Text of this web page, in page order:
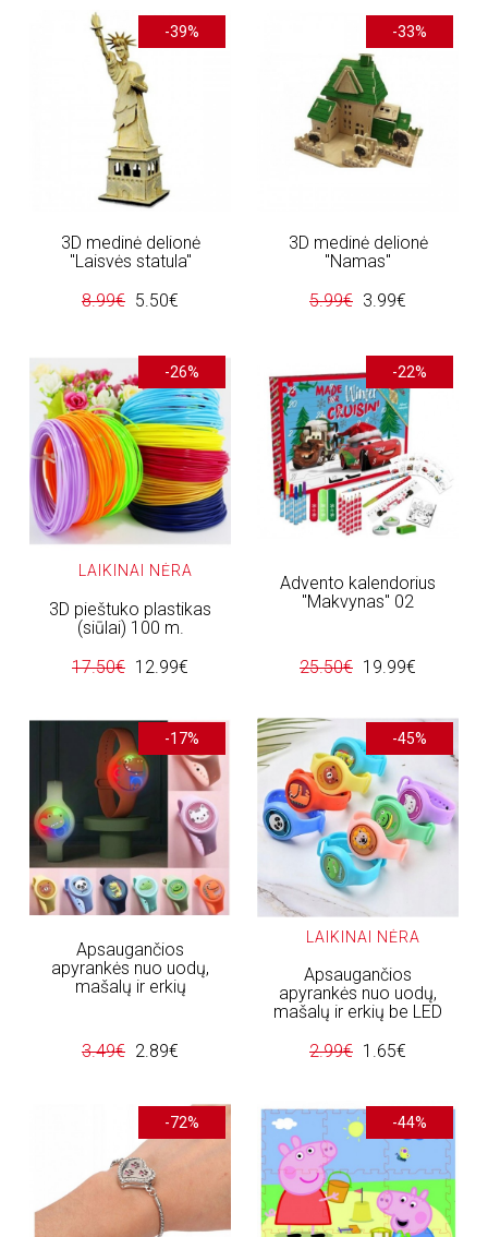
-39%
3D medinė delionė
"Laisvės statula"
8.99€ 5.50€
-33%
3D medinė delionė
"Namas"
5.99€ 3.99€
-26%
LAIKINAI NĖRA
3D pieštuko plastikas
(siūlai) 100 m.
17.50€ 12.99€
-22%
Advento kalendorius
"Makvynas" 02
25.50€ 19.99€
-17%
Apsaugančios
apyrankės nuo uodų,
mašalų ir erkių
3.49€ 2.89€
-45%
LAIKINAI NĖRA
Apsaugančios
apyrankės nuo uodų,
mašalų ir erkių be LED
2.99€ 1.65€
-72% -44%